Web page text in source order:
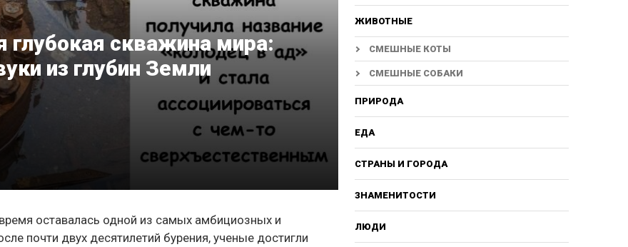
скважина мира:
из глубин Земли
оставалась одной из самых амбициозных и
почти двух десятилетий бурения, ученые достигли
ЖИВОТНЫЕ
СМЕШНЫЕ КОТЫ
СМЕШНЫЕ СОБАКИ
ПРИРОДА
ЕДА
СТРАНЫ И ГОРОДА
ЗНАМЕНИТОСТИ
ЛЮДИ